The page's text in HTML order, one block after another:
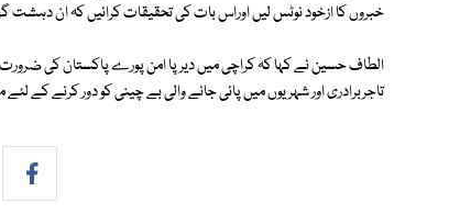
خبروں کا ازخود نوٹس لیں اوراس بات کی تحقیقات کرائیں کہ ان دہشت
الطاف حسین نے کہا کہ کراچی میں دیرپا امن پورے پاکستان کی ضرورت
تاجربرادری اور شہریوں میں پائی جانے والی بے چینی کو دور کرنے کے